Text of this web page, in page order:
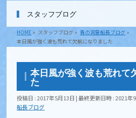
スタッフブログ
HOME » スタッフブログ » 青の洞窟船長ブログ »
本日風が強く波も荒れて欠航になりました
本日風が強く波も荒れて
た
投稿日 : 2017年5月13日 最終更新日時 : 2021年
船長ブログ